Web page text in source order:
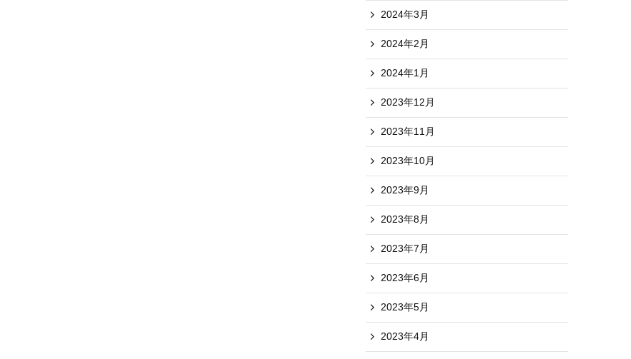
2024年3月
2024年2月
2024年1月
2023年12月
2023年11月
2023年10月
2023年9月
2023年8月
2023年7月
2023年6月
2023年5月
2023年4月